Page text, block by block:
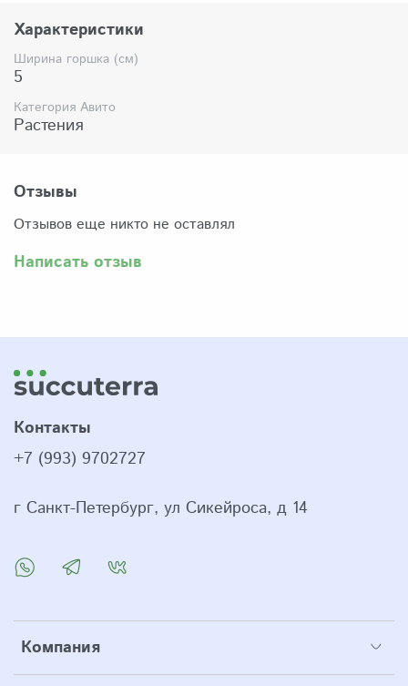
по России осуществляется через Яндекс-доставку или
СДЭК.
Комплектация:
Растение (отправляется с открытой корневой
системой, это норма для всех суккулентов, они
Характеристики
Ширина горшка (см)
5
Категория Авито
Растения
Отзывы
Отзывов еще никто не оставлял
Написать отзыв
Компания
Контакты
+7 (993) 9702727
г Санкт-Петербург, ул Сикейроса, д 14